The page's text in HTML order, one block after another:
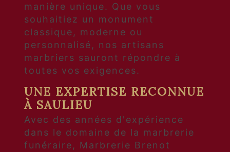
manière unique. Que vous
souhaitiez un monument
classique, moderne ou
personnalisé, nos artisans
marbriers sauront répondre à
toutes vos exigences.
UNE EXPERTISE RECONNUE
À SAULIEU
Avec des années d'expérience
dans le domaine de la marbrerie
funéraire, Marbrerie Brenot